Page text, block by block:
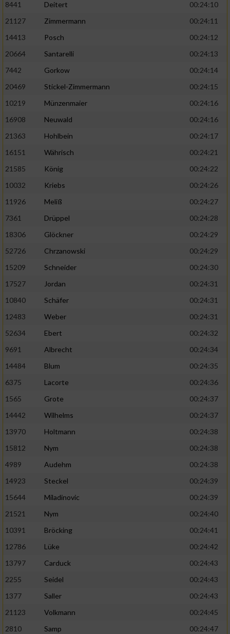
8441 Deitert
00:24:10
21127
Zimmermann
00:24:11
14413
Posch
00:24:12
20664
Santarelli
00:24:13
7442
Gorkow
00:24:14
20469
Stickel-Zimmermann
00:24:15
10219
Münzenmaier
00:24:16
16908
Neuwald
00:24:16
21363
Hohlbein
00:24:17
16151
Währisch
00:24:21
21585
König
00:24:22
10032
Kriebs
00:24:26
11926
Meliß
00:24:27
7361
Drüppel
00:24:28
18306
Glöckner
00:24:29
52726
Chrzanowski
00:24:29
15209
Schneider
00:24:30
17527
Jordan
00:24:31
10840
Schäfer
00:24:31
12483
Weber
00:24:31
52634
Ebert
00:24:32
9691
Albrecht
00:24:34
14484
Blum
00:24:35
6375
Lacorte
00:24:36
1565
Grote
00:24:37
14442
Wilhelms
00:24:37
13970
Holtmann
00:24:38
15812
Nym
00:24:38
4989
Audehm
00:24:38
14923
Steckel
00:24:39
15644
Miladinovic
00:24:39
21521
Nym
00:24:40
10391
Bröcking
00:24:41
12786
Lüke
00:24:42
13797
Carduck
00:24:43
2255
Seidel
00:24:43
1377
Saller
00:24:43
21123
Volkmann
00:24:45
2810
Samp
00:24:47